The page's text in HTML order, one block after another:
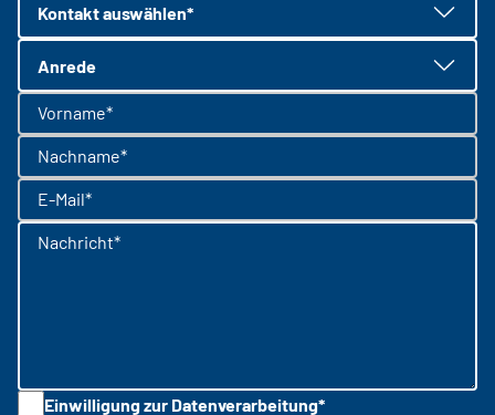
Kontakt auswählen*
Anrede
Vorname*
Nachname*
E-Mail*
Nachricht*
Einwilligung zur Datenverarbeitung*